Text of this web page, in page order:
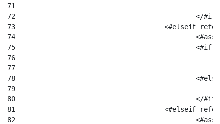
71
72
</
73
<#elseif
74
75
76
77
78
79
80
</
81
<#elseif
82